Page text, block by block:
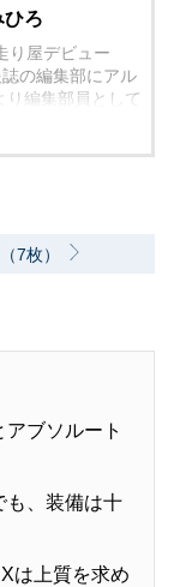
ひろ
り屋デビュー
の編集部にアル
り編集部員として
古車の流通、販
などを加味し
7枚）
ブソルート
も、装備は十
は上質を求め